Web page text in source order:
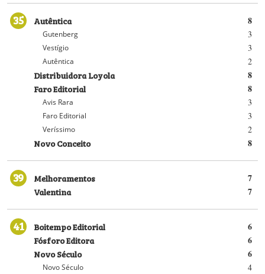
35 8
Autêntica
3
Gutenberg
3
Vestígio
2
Autêntica
8
Distribuidora Loyola
8
Faro Editorial
3
Avis Rara
3
Faro Editorial
2
Veríssimo
8
Novo Conceito
39 7
Melhoramentos
7
Valentina
41 6
Boitempo Editorial
6
Fósforo Editora
6
Novo Século
4
Novo Século